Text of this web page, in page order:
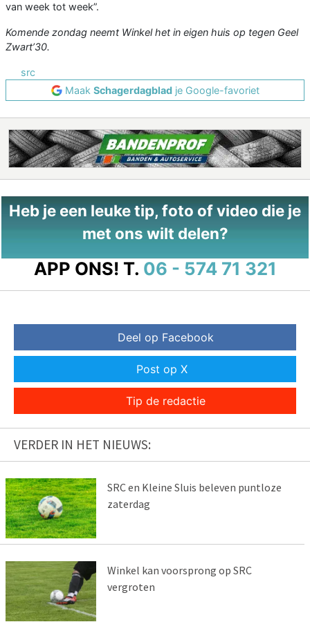
van week tot week”.
Komende zondag neemt Winkel het in eigen huis op tegen Geel
Zwart’30.
src
Maak Schagerdagbladje Google-favoriet
Heb je een leuke tip, foto of video die je
met ons wilt delen?
APP ONS! T. 06 - 574 71 321
Deel op Facebook
Post op X
Tip de redactie
VERDER IN HET NIEUWS:
SRC en Kleine Sluis beleven puntloze
zaterdag
Winkel kan voorsprong op SRC
vergroten